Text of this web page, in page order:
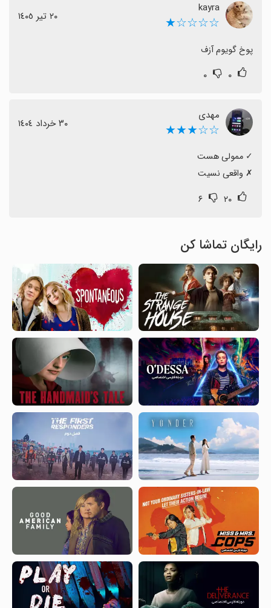
kayra
☆☆☆☆★ ٢٠ تیر ١٤٠٥
پوخ گویوم آزف
۰ ۰
مهدی
☆☆★★★ ٣٠ خرداد ١٤٠٤
‏✗ واقعی نسیت
۲۰ ۶
رایگان تماشا کن